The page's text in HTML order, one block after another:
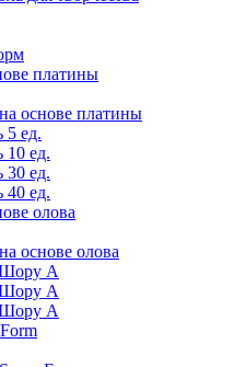
платины
основе платины
5 ед.
10 ед.
30 ед.
40 ед.
олова
основе олова
Шору А
Шору А
Шору А